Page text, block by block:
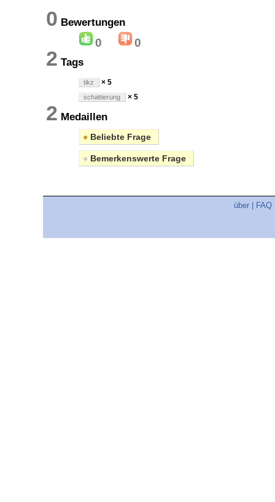
0 Bewertungen
0 0
2 Tags
tikz × 5
schattierung × 5
2 Medaillen
● Beliebte Frage
● Bemerkenswerte Frage
über FAQ